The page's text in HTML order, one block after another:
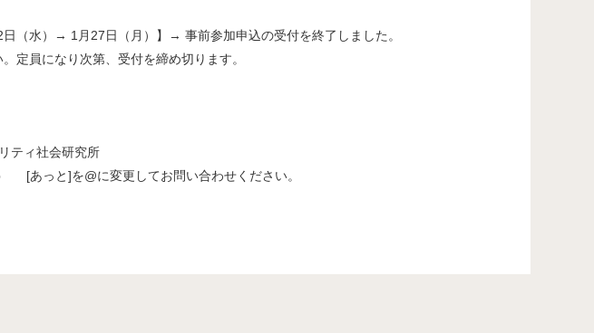
（水）→ 1月27日（月）】→ 事前参加申込の受付を終了しました。
定員になり次第、受付を締め切ります。
ティ社会研究所
[あっと]を@に変更してお問い合わせください。